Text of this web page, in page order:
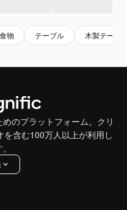
食物 テーブル 木製テーブ
のプラットフォーム。クリ
含む100万人以上が利用し